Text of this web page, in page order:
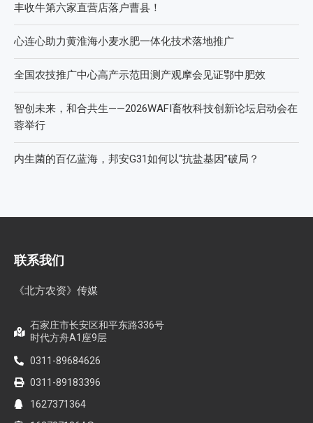
丰收牛第六家直营店落户曹县！
心连心助力黄淮海小麦水肥一体化技术落地推广
全国农技推广中心高产示范田测产观摩会见证鄂中肥效
智创未来，和合共生——2026WAFI畜牧科技创新论坛启动会在
蓉举行
内生菌的百亿蓝海，邦安G31如何以“抗盐基因”破局？
联系我们
《北方农资》传媒
石家庄市长安区和平东路336号
时代方舟A1座9层
0311-89684626
0311-89183396
1627371364